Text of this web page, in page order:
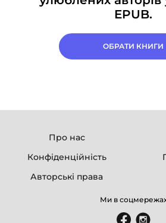
EPUB.
ОБРАТИ КНИГИ
Про нас
Конфіденційність
Авторські права
Ми в